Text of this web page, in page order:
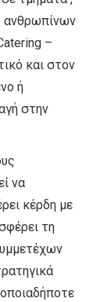
ανθρωπίνων
–
και στον
ή
στην
να
κέρδη με
τη